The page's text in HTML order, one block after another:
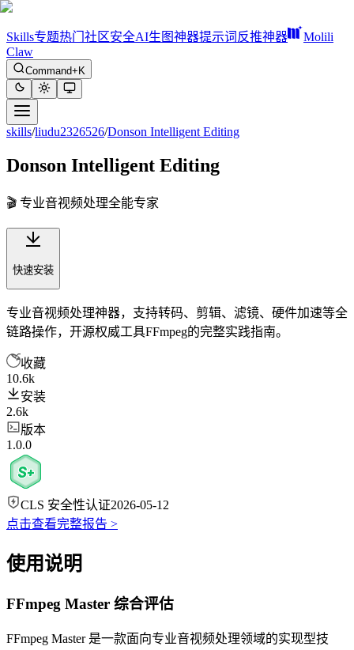
Skills专题热门 社区安全AI生图神器提示词反推神器
Molili
Claw
Command+K
skills/liudu2326526/Donson Intelligent Editing
Donson Intelligent Editing
🎬 专业音视频处理全能专家
快速安装
专业音视频处理神器，支持转码、剪辑、滤镜、硬件加速等全
链路操作，开源权威工具FFmpeg的完整实践指南。
收藏
10.6k
安装
2.6k
版本
1.0.0
CLS 安全性认证2026-05-12
点击查看完整报告 >
使用说明
FFmpeg Master 综合评估
FFmpeg Master 是一款面向专业音视频处理领域的实现型技